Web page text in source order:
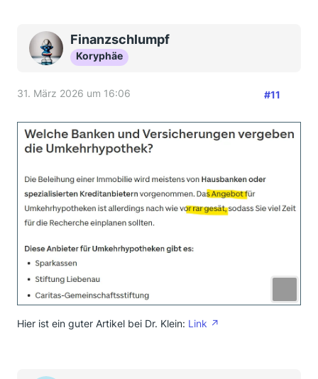
Finanzschlumpf
Koryphäe
31. März 2026 um 16:06 #11
Hier ist ein guter Artikel bei Dr. Klein: Link